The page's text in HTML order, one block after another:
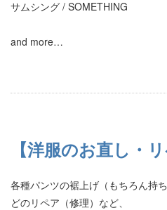
サムシング / SOMETHING
and more…
【洋服のお直し・リ
各種パンツの裾上げ（もちろん持
どのリペア（修理）など、